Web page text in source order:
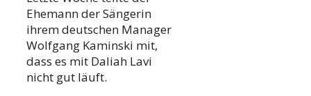
Ehemann der Sängerin
ihrem deutschen Manager
Wolfgang Kaminski mit,
dass es mit Daliah Lavi
nicht gut läuft.